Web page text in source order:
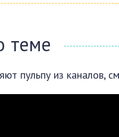
теме
пульпу из каналов,